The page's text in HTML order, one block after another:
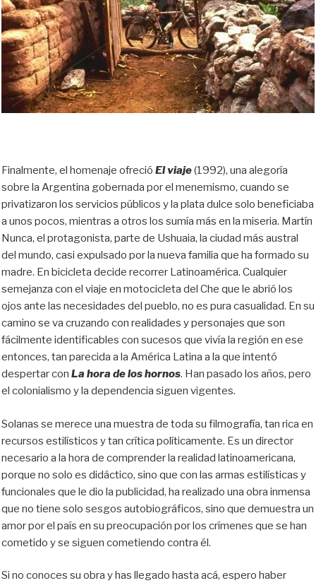
Finalmente, el homenaje ofreció El viaje(1992), una alegoría
sobre la Argentina gobernada por el menemismo, cuando se
privatizaron los servicios públicos y la plata dulce solo beneficiaba
a unos pocos, mientras a otros los sumía más en la miseria. Martín
Nunca, el protagonista, parte de Ushuaia, la ciudad más austral
del mundo, casi expulsado por la nueva familia que ha formado su
madre. En bicicleta decide recorrer Latinoamérica. Cualquier
semejanza con el viaje en motocicleta del Che que le abrió los
ojos ante las necesidades del pueblo, no es pura casualidad. En su
camino se va cruzando con realidades y personajes que son
fácilmente identificables con sucesos que vivía la región en ese
entonces, tan parecida a la América Latina a la que intentó
despertar con La hora de los hornos. Han pasado los años, pero
el colonialismo y la dependencia siguen vigentes.
Solanas se merece una muestra de toda su filmografía, tan rica en
recursos estilísticos y tan crítica políticamente. Es un director
necesario a la hora de comprender la realidad latinoamericana,
porque no solo es didáctico, sino que con las armas estilísticas y
funcionales que le dio la publicidad, ha realizado una obra inmensa
que no tiene solo sesgos autobiográficos, sino que demuestra un
amor por el país en su preocupación por los crímenes que se han
cometido y se siguen cometiendo contra él.
Si no conoces su obra y has llegado hasta acá, espero haber